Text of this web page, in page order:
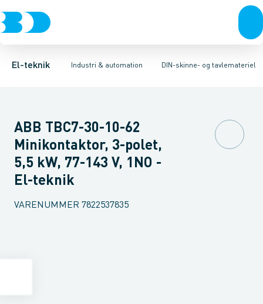
El-teknik Industri & automation
Afbrydere, stikkontakter & lampeudtagForgreningsmateriel
DIN-skinne- og tavlemateriel
Industristiksystemer Frekvensomformere og softstartere
Reaktor for lavspændingKontaktor for ACTidsforsinket
ABB TBC7-30-10-62
Minikontaktor, 3-polet,
5,5 kW, 77-143 V, 1NO -
El-teknik
VARENUMMER 7822537835